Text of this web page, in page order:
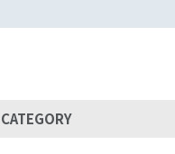
CATEGORY